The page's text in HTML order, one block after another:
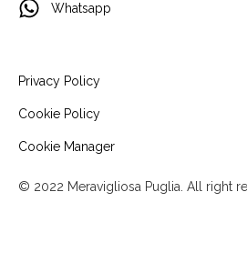
Whatsapp
© 2022 Meravigliosa Puglia. All right
Privacy Policy
Cookie Policy
Cookie Manager